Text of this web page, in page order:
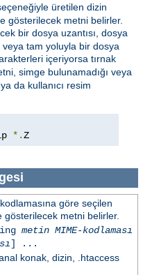
üretilen dizin
gösterilecek metni belirler.
bir dosya uzantısı, dosya
veya tam yoluyla bir dosya
içeriyorsa tırnak
simge bulunamadığı veya
da kullanıcı resim
*.Z
göre seçilen
gösterilecek metni belirler.
metin MIME-kodlaması
] ...
konak, dizin, .htaccess